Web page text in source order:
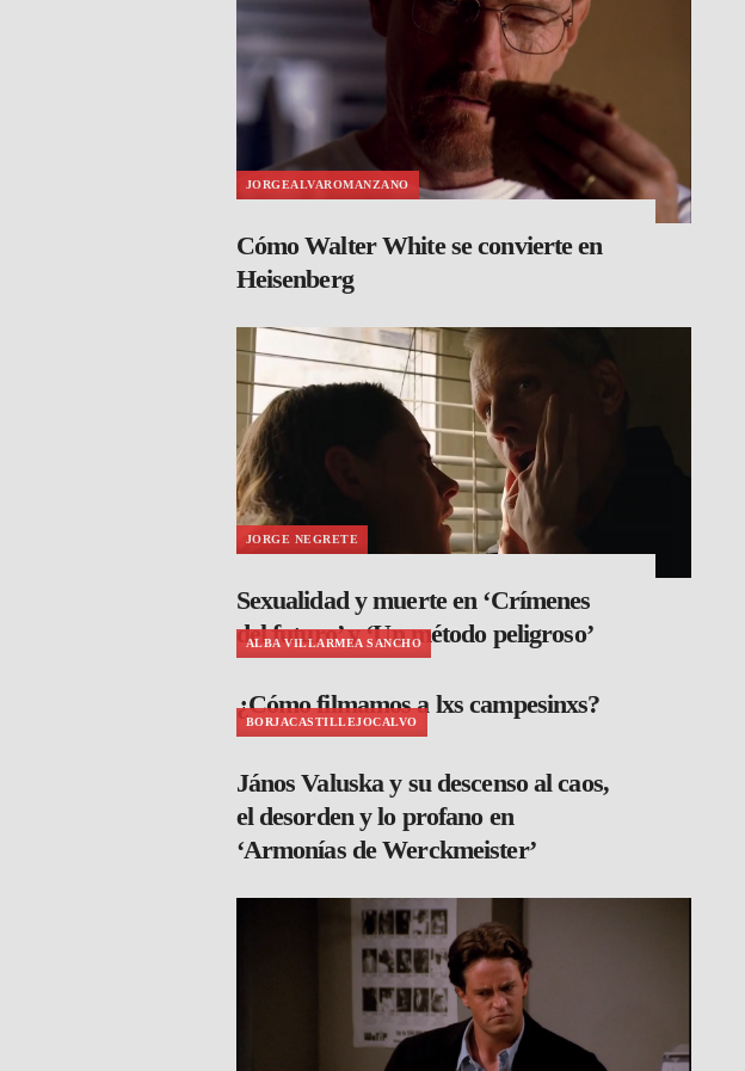
JORGEALVAROMANZANO
Cómo Walter White se convierte en
Heisenberg
JORGE NEGRETE
Sexualidad y muerte en ‘Crímenes
del futuro’ y ‘Un método peligroso’
ALBA VILLARMEA SANCHO
¿Cómo filmamos a lxs campesinxs?
BORJACASTILLEJOCALVO
János Valuska y su descenso al caos,
el desorden y lo profano en
‘Armonías de Werckmeister’